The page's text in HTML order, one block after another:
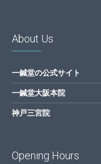
About Us
一鍼堂の公式サイト
一鍼堂大阪本院
神戸三宮院
Opening Hours